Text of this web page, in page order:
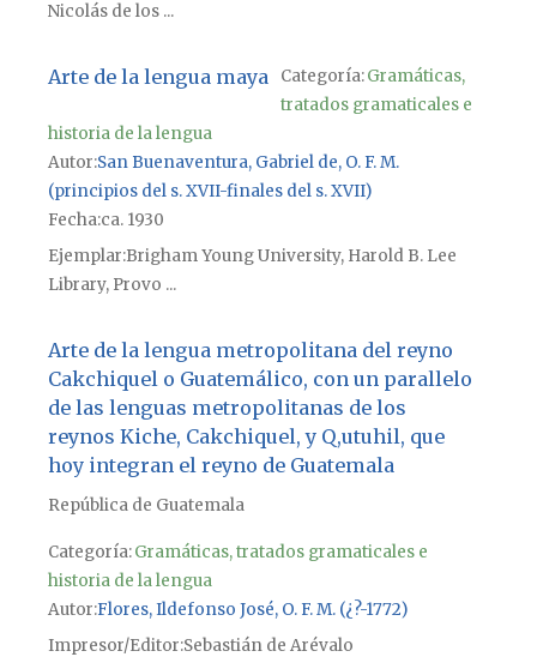
Nicolás de los ...
Arte de la lengua maya Categoría:Gramáticas,
tratados gramaticales e
historia de la lengua
Autor San Buenaventura, Gabriel de, O. F. M.
(principios del s. XVII-finales del s. XVII)
Fechaca. 1930
Ejemplar Brigham Young University, Harold B. Lee
Library, Provo ...
Arte de la lengua metropolitana del reyno
Cakchiquel o Guatemálico, con un parallelo
de las lenguas metropolitanas de los
reynos Kiche, Cakchiquel, y Q,utuhil, que
hoy integran el reyno de Guatemala
República de Guatemala
Categoría:Gramáticas, tratados gramaticales e
historia de la lengua
Autor Flores, Ildefonso José, O. F. M. (¿?-1772)
Impresor/Editor Sebastián de Arévalo